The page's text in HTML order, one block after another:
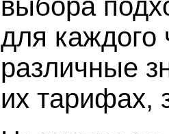
для
различные
их тарифах,